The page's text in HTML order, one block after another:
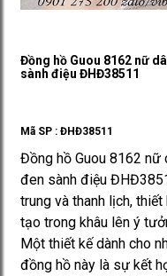
Đồng hồ Guou 8162 nữ
sành điệu ĐHĐ38511
Mã SP : ĐHĐ38511
Đồng hồ Guou 8162
đen sành điệu
trung và thanh lịch,
tạo trong khâu lên ý
Một thiết kế dành cho
đồng hồ này là sự kết